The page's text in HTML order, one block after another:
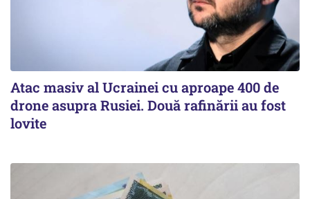
Atac masiv al Ucrainei cu aproape 400 de
drone asupra Rusiei. Două rafinării au fost
lovite